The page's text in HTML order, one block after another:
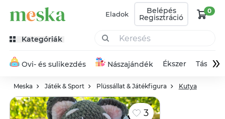
Eladok Belépés
Regisztráció
0
Kategóriák
Ovi- és sulikezdés Nászajándék Ékszer Táska»
Meska Játék & Sport Plüssállat & Játékfigura Kutya
3